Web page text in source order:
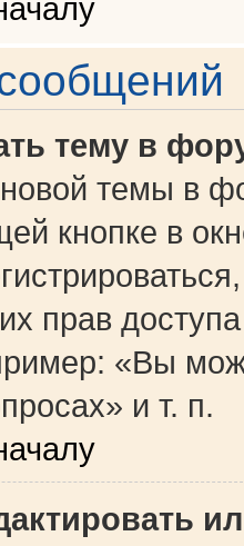
тему в
темы в
кнопке в
прав
«Вы
и т. п.